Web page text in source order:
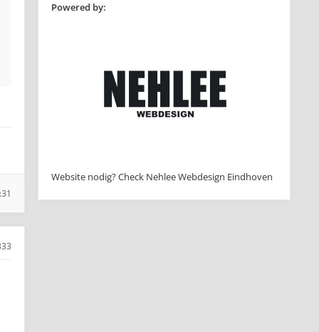
Powered by:
Website nodig? Check Nehlee Webdesign Eindhoven